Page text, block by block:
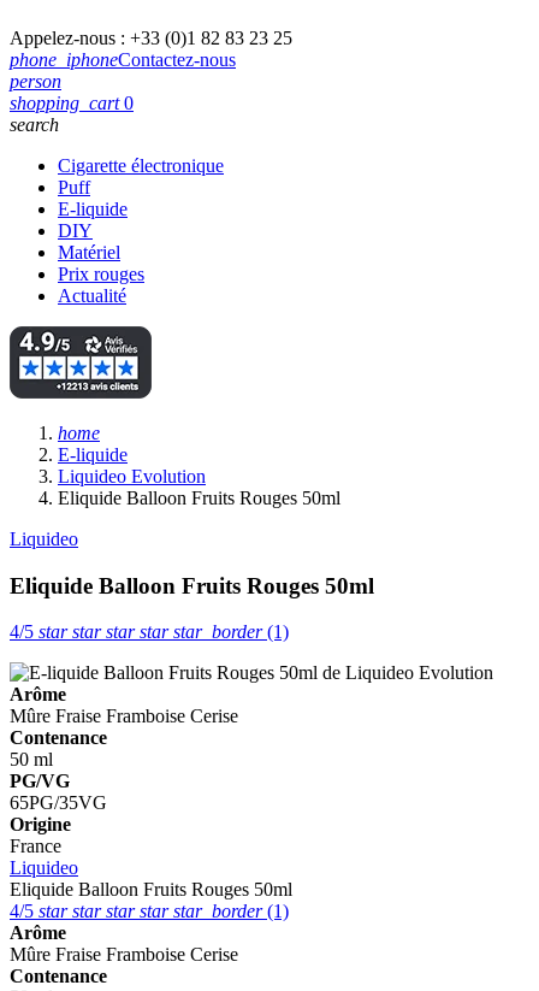
Appelez-nous : +33 (0)1 82 83 23 25
phone_iphoneContactez-nous
person
shopping_cart 0
search
Cigarette électronique
Puff
E-liquide
DIY
Matériel
Prix rouges
Actualité
home
E-liquide
Liquideo Evolution
Eliquide Balloon Fruits Rouges 50ml
Liquideo
Eliquide Balloon Fruits Rouges 50ml
4/5 starstarstarstarstar_border(1)
Arôme
Mûre Fraise Framboise Cerise
Contenance
50 ml
PG/VG
65PG/35VG
Origine
France
Liquideo
Eliquide Balloon Fruits Rouges 50ml
4/5 starstarstarstarstar_border(1)
Arôme
Mûre Fraise Framboise Cerise
Contenance